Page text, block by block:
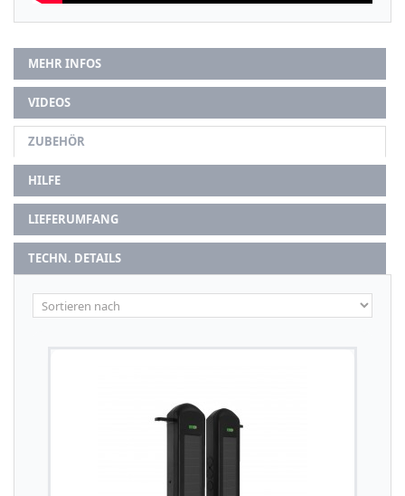
MEHR INFOS
VIDEOS
ZUBEHÖR
HILFE
LIEFERUMFANG
TECHN. DETAILS